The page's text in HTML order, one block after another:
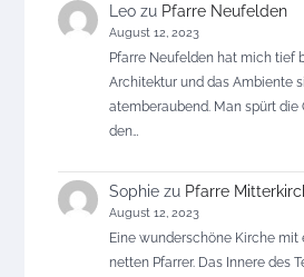
Leo zu Pfarre Neufelden
August 12, 2023
Pfarre Neufelden hat mich tief
Architektur und das Ambiente
atemberaubend. Man spürt die
den…
Sophie zu Pfarre
August 12, 2023
Eine wunderschöne Kirche mit
netten Pfarrer. Das Innere des